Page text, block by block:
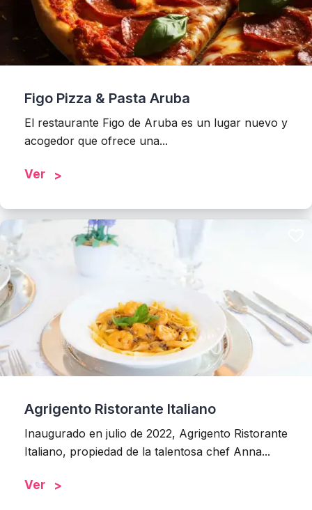
Figo Pizza & Pasta Aruba
El restaurante Figo de Aruba es un lugar nuevo y
acogedor que ofrece una...
Ver
Agrigento Ristorante Italiano
Inaugurado en julio de 2022, Agrigento Ristorante
Italiano, propiedad de la talentosa chef Anna...
Ver